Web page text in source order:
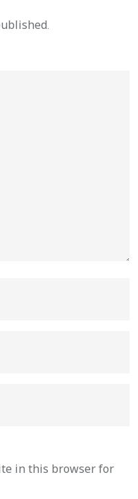
in this browser for